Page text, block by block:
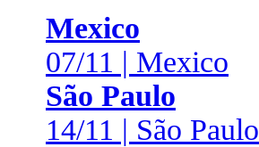
Mexico
07/11 | Mexico
São Paulo
14/11 | São Paulo